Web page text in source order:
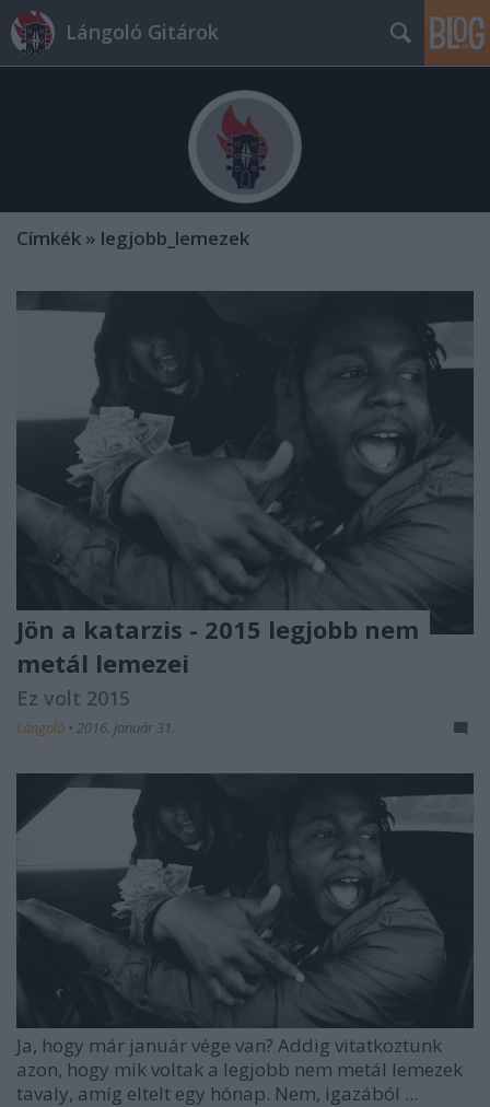
Lángoló Gitárok
Címkék » legjobb_lemezek
Jön a katarzis - 2015 legjobb nem
metál lemezei
Ez volt 2015
Lángoló • 2016. január 31.
Ja, hogy már január vége van? Addig vitatkoztunk
azon, hogy mik voltak a legjobb nem metál lemezek
tavaly, amíg eltelt egy hónap. Nem, igazából ...